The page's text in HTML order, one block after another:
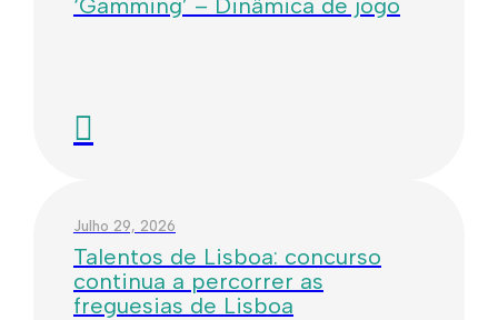
‘Gamming’ – Dinâmica de jogo
Julho 29, 2026
Talentos de Lisboa: concurso
continua a percorrer as
freguesias de Lisboa